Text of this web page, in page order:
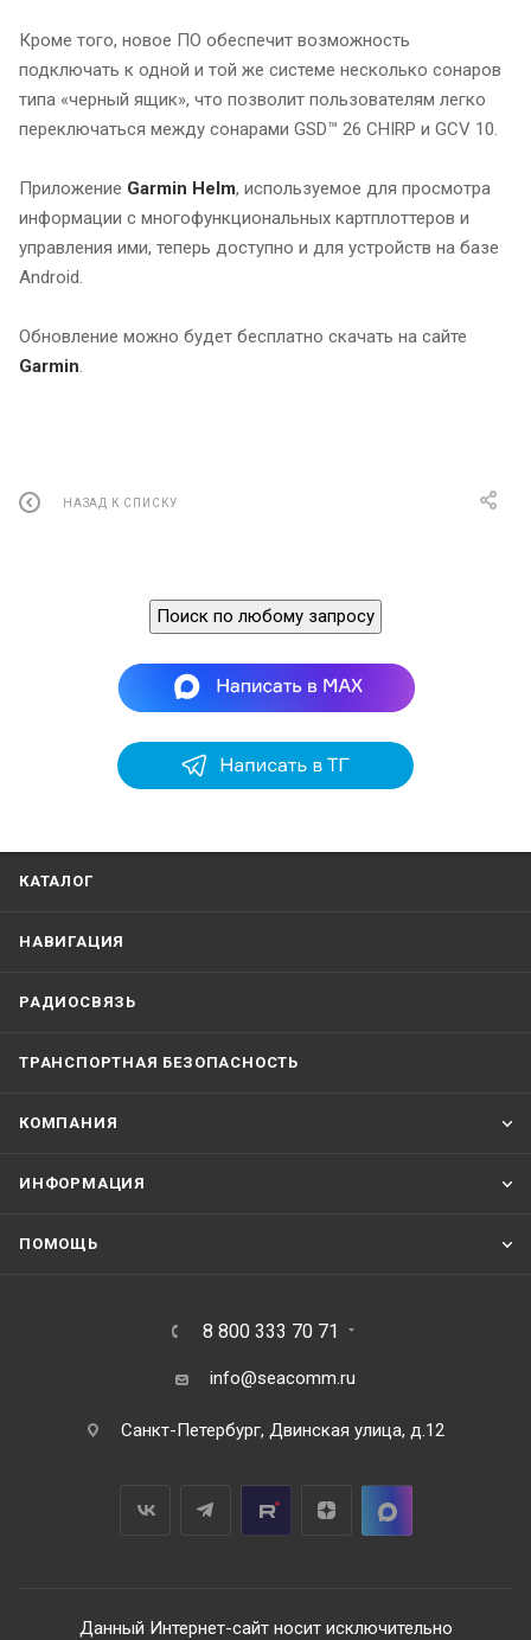
Кроме того, новое ПО обеспечит возможность
подключать к одной и той же системе несколько сонаров
типа «черный ящик», что позволит пользователям легко
переключаться между сонарами GSD™ 26 CHIRP и GCV 10.
Приложение Garmin Helm, используемое для просмотра
информации с многофункциональных картплоттеров и
управления ими, теперь доступно и для устройств на базе
Android.
Обновление можно будет бесплатно скачать на сайте
Garmin.
НАЗАД К СПИСКУ
Поиск по любому запросу
КАТАЛОГ
НАВИГАЦИЯ
РАДИОСВЯЗЬ
ТРАНСПОРТНАЯ БЕЗОПАСНОСТЬ
КОМПАНИЯ
ИНФОРМАЦИЯ
ПОМОЩЬ
8 800 333 70 71
info@seacomm.ru
Санкт-Петербург, Двинская улица, д.12
Данный Интернет-сайт носит исключительно